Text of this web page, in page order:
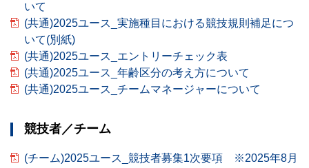
いて
(共通)2025ユース_実施種目における競技規則補足につ
いて(別紙)
(共通)2025ユース_エントリーチェック表
(共通)2025ユース_年齢区分の考え方について
(共通)2025ユース_チームマネージャーについて
競技者／チーム
(チーム)2025ユース_競技者募集1次要項 ※2025年8月